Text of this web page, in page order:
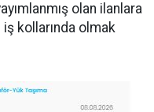
olan ilanlara
kollarında olmak